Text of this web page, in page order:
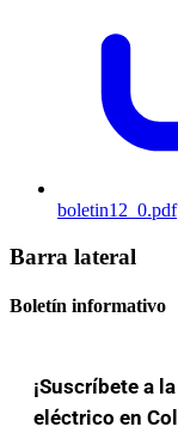
boletin12_0.pdf
Barra lateral
Boletín informativo
¡Suscríbete a
eléctrico en